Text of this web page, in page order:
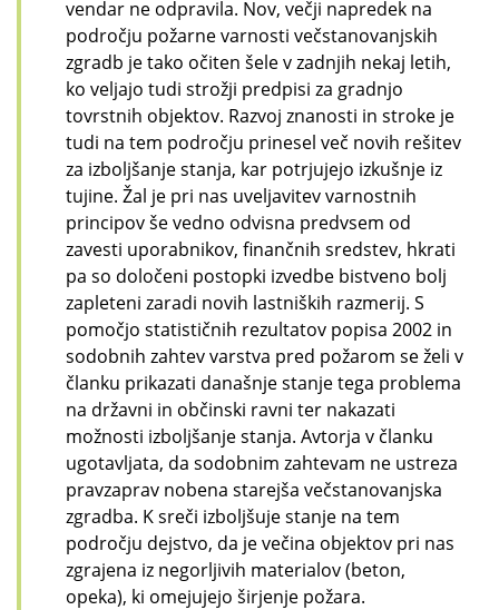
vendar ne odpravila. Nov, večji napredek na
področju požarne varnosti večstanovanjskih
zgradb je tako očiten šele v zadnjih nekaj letih,
ko veljajo tudi strožji predpisi za gradnjo
tovrstnih objektov. Razvoj znanosti in stroke je
tudi na tem področju prinesel več novih rešitev
za izboljšanje stanja, kar potrjujejo izkušnje iz
tujine. Žal je pri nas uveljavitev varnostnih
principov še vedno odvisna predvsem od
zavesti uporabnikov, finančnih sredstev, hkrati
pa so določeni postopki izvedbe bistveno bolj
zapleteni zaradi novih lastniških razmerij. S
pomočjo statističnih rezultatov popisa 2002 in
sodobnih zahtev varstva pred požarom se želi v
članku prikazati današnje stanje tega problema
na državni in občinski ravni ter nakazati
možnosti izboljšanje stanja. Avtorja v članku
ugotavljata, da sodobnim zahtevam ne ustreza
pravzaprav nobena starejša večstanovanjska
zgradba. K sreči izboljšuje stanje na tem
področju dejstvo, da je večina objektov pri nas
zgrajena iz negorljivih materialov (beton,
opeka), ki omejujejo širjenje požara.